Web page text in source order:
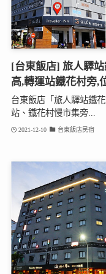
[台東飯店] 旅人驛
高,轉運站鐡花村旁,
台東飯店「旅人驛站鐵
站、鐡花村慢市集旁...
2021-12-10 台東飯店民宿